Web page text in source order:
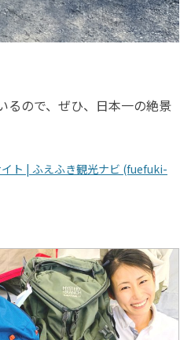
るので、ぜひ、日本一の絶景
ト | ふえふき観光ナビ (fuefuki-